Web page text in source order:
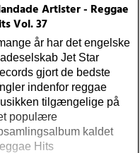
Artister - Reggae
Vol. 37
mange år har det engelske
Jet Star
gjort de bedste
indenfor reggae
tilgængelige på
populære
kaldet
Hits